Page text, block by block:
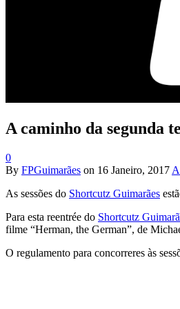
A caminho da segunda
0
By FPGuimarães on 16 Janeiro, 2017
As sessões do Shortcutz Guimarães
Para esta reentrée do Shortcutz
filme “Herman, the German”, de
O regulamento para concorreres às